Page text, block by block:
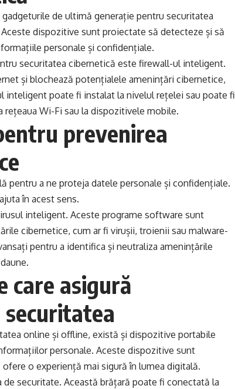
de ultimă generație pentru securitatea
dispozitive sunt proiectate să detecteze și să
personale și confidențiale.
securitatea cibernetică este firewall-ul inteligent.
și blochează potențialele amenințări cibernetice,
inteligent poate fi instalat la nivelul rețelei sau poate fi
Wi-Fi sau la dispozitivele mobile.
prevenirea
pentru a ne proteja datele personale și confidențiale.
în acest sens.
inteligent. Aceste programe software sunt
cibernetice, cum ar fi virușii, troienii sau malware-
pentru a identifica și neutraliza amenințările
care asigură
online și offline, există și dispozitive portabile
personale. Aceste dispozitive sunt
o experiență mai sigură în lumea digitală.
securitate. Această brățară poate fi conectată la